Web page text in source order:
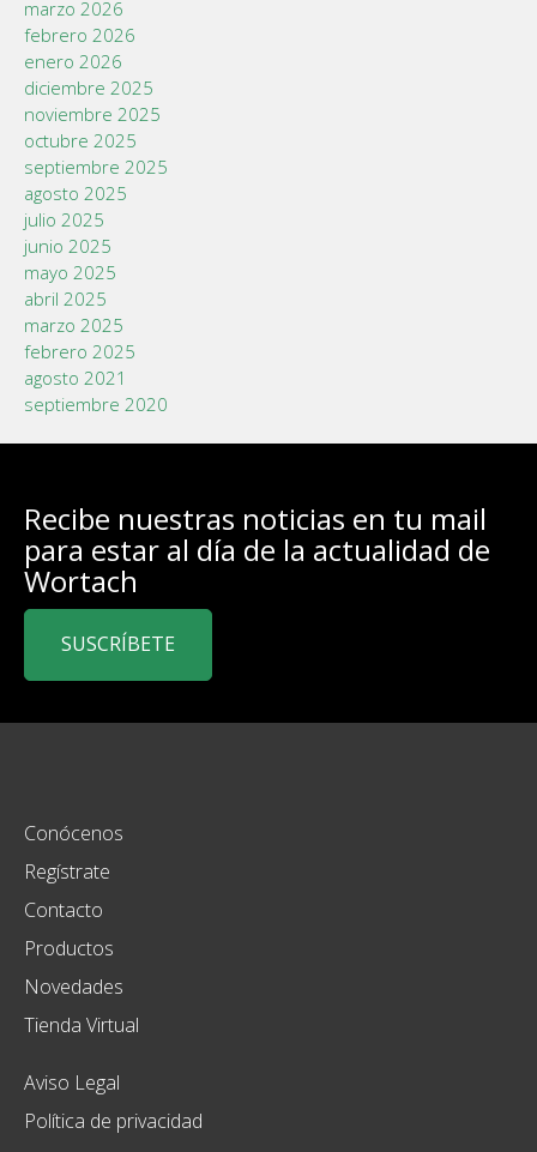
marzo 2026
febrero 2026
enero 2026
diciembre 2025
noviembre 2025
octubre 2025
septiembre 2025
agosto 2025
julio 2025
junio 2025
mayo 2025
abril 2025
marzo 2025
febrero 2025
agosto 2021
septiembre 2020
Recibe nuestras noticias en tu mail
para estar al día de la actualidad de
Wortach
SUSCRÍBETE
Conócenos
Regístrate
Contacto
Productos
Novedades
Tienda Virtual
Aviso Legal
Política de privacidad